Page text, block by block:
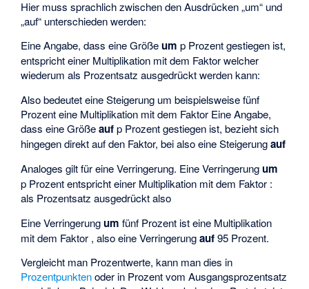
Hier muss sprachlich zwischen den Ausdrücken „um“ und
„auf“ unterschieden werden:
Eine Angabe, dass eine Größeum p Prozent gestiegen ist,
entspricht einer Multiplikation mit dem Faktorwelcher
wiederum als Prozentsatz ausgedrückt werden kann:
Also bedeutet eine Steigerung um beispielsweise fünf
Prozent eine Multiplikation mit dem Faktor Eine Angabe,
dass eine Größeaufp Prozent gestiegen ist, bezieht sich
hingegen direkt auf den Faktor, beialso eine Steigerungauf
Analoges gilt für eine Verringerung. Eine Verringerungum
p Prozent entspricht einer Multiplikation mit dem Faktor :
als Prozentsatz ausgedrückt also
Eine Verringerungum fünf Prozent ist eine Multiplikation
mit dem Faktor , also eine Verringerungauf95 Prozent.
Vergleicht man Prozentwerte, kann man dies in
Prozentpunktenoder in Prozent vom Ausgangsprozentsatz